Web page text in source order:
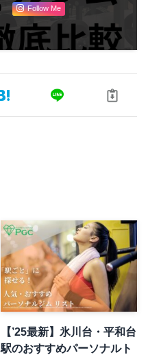
Follow Me
【’25最新】氷川台・平和台
駅のおすすめパーソナルト